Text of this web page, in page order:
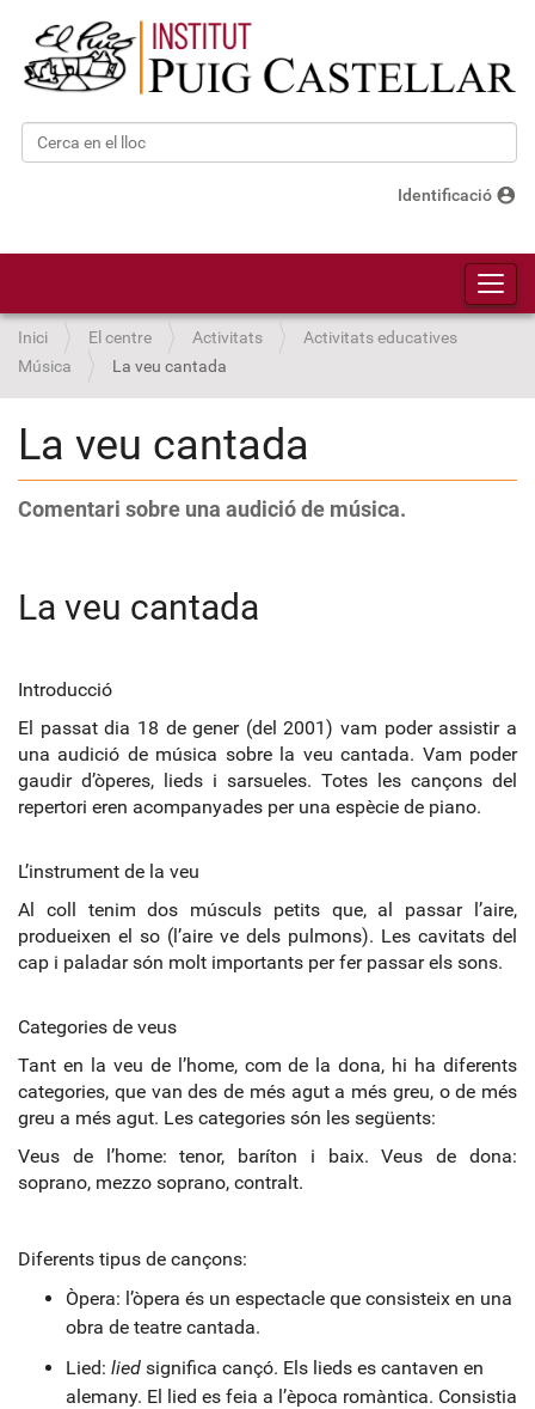
Cerca
Identificació account_circle
Inici El centre Activitats
Activitats educatives
Música
La veu cantada
La veu cantada
Comentari sobre una audició de música.
La veu cantada
Introducció
El passat dia 18 de gener (del 2001) vam poder assistir a
una audició de música sobre la veu cantada. Vam poder
gaudir d’òperes, lieds i sarsueles. Totes les cançons del
repertori eren acompanyades per una espècie de piano.
L’instrument de la veu
Al coll tenim dos músculs petits que, al passar l’aire,
produeixen el so (l’aire ve dels pulmons). Les cavitats del
cap i paladar són molt importants per fer passar els sons.
Categories de veus
Tant en la veu de l’home, com de la dona, hi ha diferents
categories, que van des de més agut a més greu, o de més
greu a més agut. Les categories són les següents:
Veus de l’home: tenor, baríton i baix. Veus de dona:
soprano, mezzo soprano, contralt.
Diferents tipus de cançons:
Òpera: l’òpera és un espectacle que consisteix en una
obra de teatre cantada.
Lied: lied significa cançó. Els lieds es cantaven en
alemany. El lied es feia a l’època romàntica. Consistia